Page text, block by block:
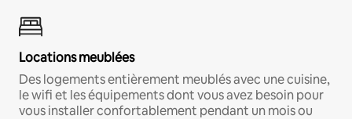
Locations meublées
Des logements entièrement meublés avec une cuisine,
le wifi et les équipements dont vous avez besoin pour
vous installer confortablement pendant un mois ou